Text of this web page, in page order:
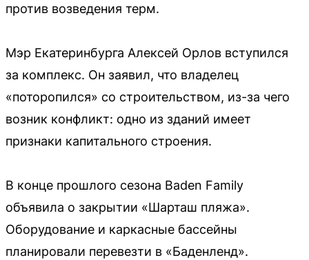
против возведения терм.
Мэр Екатеринбурга Алексей Орлов вступился
за комплекс. Он заявил, что владелец
«поторопился» со строительством, из-за чего
возник конфликт: одно из зданий имеет
признаки капитального строения.
В конце прошлого сезона Baden Family
объявила о закрытии «Шарташ пляжа».
Оборудование и каркасные бассейны
планировали перевезти в «Баденленд».